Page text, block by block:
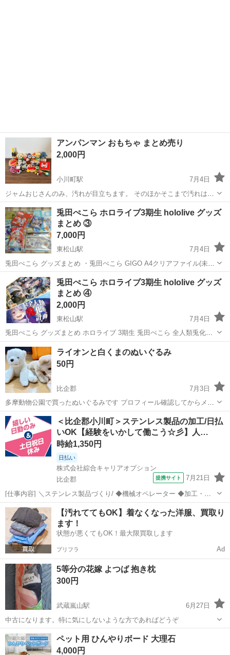
アンパンマン おもちゃ まとめ売り
2,000円
小川町駅
7月4日
ジャムおじさんのみ、汚れが目立ちます。 そのほかそこまで汚れはあ
りません。 赤ちゃん向けのおもちゃもセットです。
埼玉 比企郡 小川町駅 おもちゃ アンパンマン
兎田ぺこら ホロライブ3期生 hololive グッズ
まとめ ③
7,000円
東松山駅
7月4日
兎田ぺこら グッズまとめ ・兎田ぺこら GIGO A4クリアファイル(未使
用、外袋あり) ・兎田ぺこら(七福神風衣装) 大黒天兎田ぺこら ホロラ
イブ×郵便局 A4クリアファイル(未開封) ・兎田ぺこら GIGO しおり(...
埼玉 比企郡 東松山駅 おもちゃ ホロライブ
兎田ぺこら ホロライブ3期生 hololive グッズ
まとめ ④
2,000円
東松山駅
7月4日
兎田ぺこら グッズまとめ ホロライブ 3期生 兎田ぺこら 全人類兎化計
画 大判マウスパッド 柄は画像1〜2(下)の物になります。 サイズ：約
60cm×35cm 状態：外袋開封済み・未使用・説明書あり ※確認の為に
一度広げま...
埼玉 比企郡 東松山駅 おもちゃ ホロライブ
ライオンと白くまのぬいぐるみ
50円
比企郡
7月3日
多摩動物公園で買ったぬいぐるみです プロフィール確認してからメッ
セージお願いします
埼玉 比企郡 おもちゃ くまのぬいぐるみ
＜比企郡小川町＞ステンレス製品の加工/日払
いOK【経験をいかして働こう☆彡】人…
時給1,350円
日払い
株式会社綜合キャリアオプション
比企郡
提携サイト 7月21日
[仕事内容] ＼ステンレス製品づくり/ ◆機械オペレーター ◆加工・組
立 ◆梱包 ◆機械溶接・手作業溶接 。＋お仕事探しはコンシェルスタ
ッフにおまかせ＋。 あなたのお仕事探しをしっかりサポート！ たとえ
ば… 「もう少しコ...
埼玉 比企郡 工場
【汚れててもOK】着なくなった洋服、買取り
ます！
状態が悪くてもOK！最大限買取します
プリフラ Ad
5等分の花嫁 よつば 抱き枕
300円
武蔵嵐山駅
6月27日
中古になります。特に気にしないような方であればどうぞ
埼玉 比企郡 武蔵嵐山駅 おもちゃ 抱き枕
ペット用 ひんやりボード 大理石
4,000円